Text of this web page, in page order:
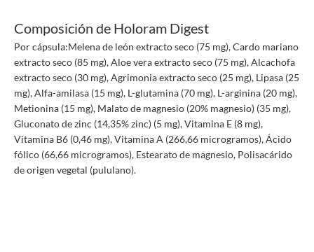
Composición de Holoram Digest
Por cápsula:Melena de león extracto seco (75 mg), Cardo mariano
extracto seco (85 mg), Aloe vera extracto seco (75 mg), Alcachofa
extracto seco (30 mg), Agrimonia extracto seco (25 mg), Lipasa (25
mg), Alfa-amilasa (15 mg), L-glutamina (70 mg), L-arginina (20 mg),
Metionina (15 mg), Malato de magnesio (20% magnesio) (35 mg),
Gluconato de zinc (14,35% zinc) (5 mg), Vitamina E (8 mg),
Vitamina B6 (0,46 mg), Vitamina A (266,66 microgramos), Ácido
fólico (66,66 microgramos), Estearato de magnesio, Polisacárido
de origen vegetal (pululano).